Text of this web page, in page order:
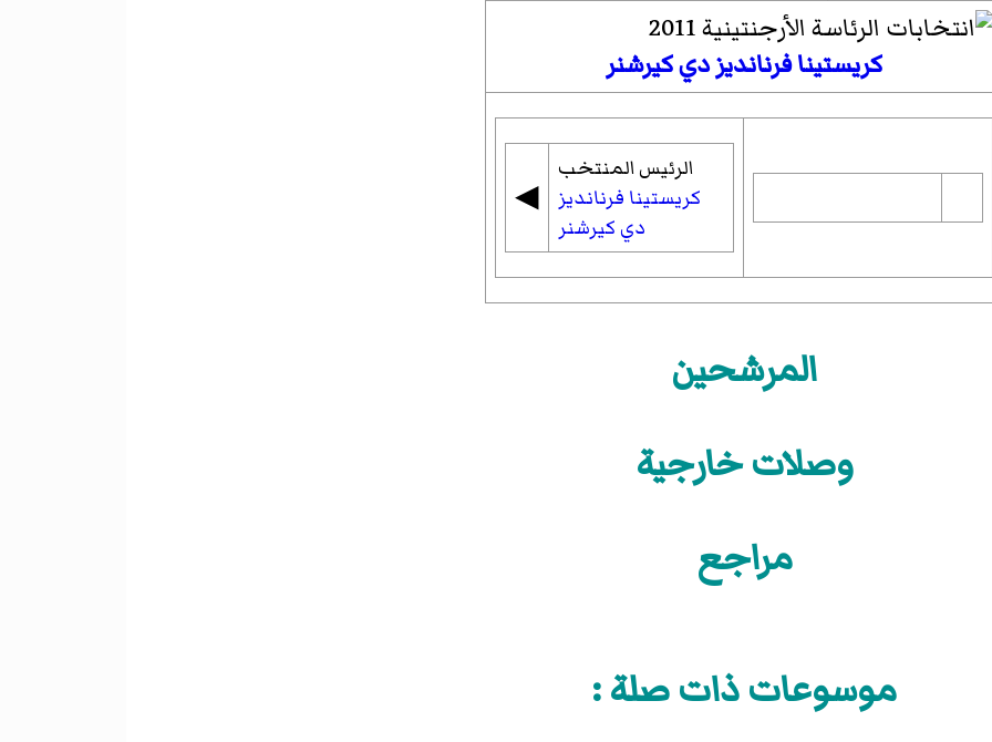
كريستينا فرنانديز دي كيرشنر
الرئيس المنتخب
كريستينا فرنانديز
دي كيرشنر
◀︎
المرشحين
وصلات خارجية
مراجع
موسوعات ذات صلة :